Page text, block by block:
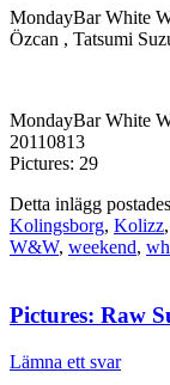
MondayBar White
Özcan , Tatsumi
MondayBar White
20110813
Pictures: 29
Detta inlägg
Kolingsborg, Kolizz,
W&W, weekend,
Pictures: Raw
Lämna ett svar